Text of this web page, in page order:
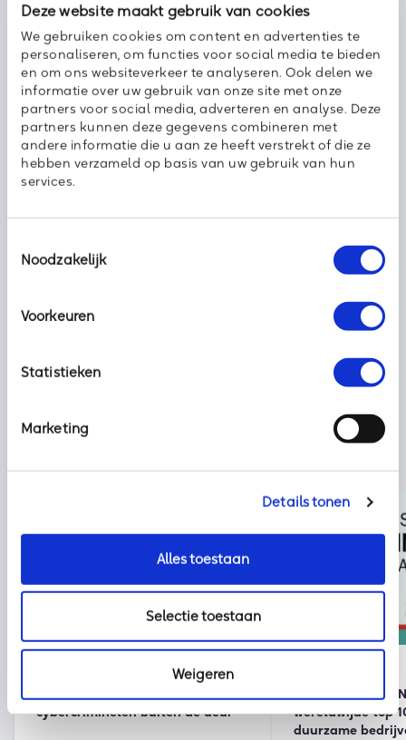
Deze website maakt gebruik van cookies
We gebruiken cookies om content en advertenties te
personaliseren, om functies voor social media te bieden
en om ons websiteverkeer te analyseren. Ook delen we
informatie over uw gebruik van onze site met onze
partners voor social media, adverteren en analyse. Deze
partners kunnen deze gegevens combineren met
andere informatie die u aan ze heeft verstrekt of die ze
hebben verzameld op basis van uw gebruik van hun
services.
Noodzakelijk
Voorkeuren
Statistieken
Marketing
Details tonen
Alles toestaan
Selectie toestaan
Weigeren
Meer weten?
Weer helemaal klaar om aan de slag te gaan, maar weet je
niet goed waar je mee moet beginnen? Of heb je extra
handvatten nodig om te zorgen voor een opgeruimde
werkplek? Neem vandaag contactmet ons op en we kijken
graag met je mee.
Hessam Kolah-chi
Accountmanager
Nieuws
Klaar voor vakantie? Zo houd je
cybercriminelen buiten de deur
kpn
Onze partner
wereldwijde top
duurzame